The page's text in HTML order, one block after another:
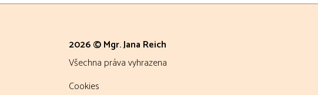
2026 © Mgr. Jana Reich
všechna práva vyhrazena
Cookies